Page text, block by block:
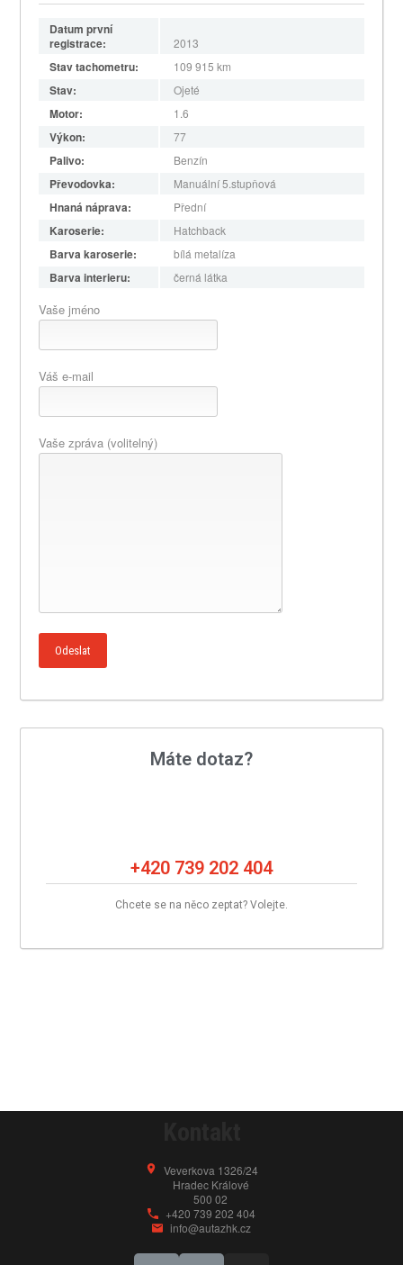
Datum první
registrace:
2013
Stav tachometru: 109 915 km
Stav: Ojeté
Motor: 1.6
Výkon: 77
Palivo: Benzín
Převodovka: Manuální 5.stupňová
Hnaná náprava: Přední
Karoserie: Hatchback
Barva karoserie: bílá metalíza
Barva interieru: černá látka
Vaše jméno
Váš e-mail
Vaše zpráva (volitelný)
Máte dotaz?
+420 739 202 404
Chcete se na něco zeptat? Volejte.
Veverkova 1326/24
Hradec Králové
500 02
+420 739 202 404
info@autazhk.cz